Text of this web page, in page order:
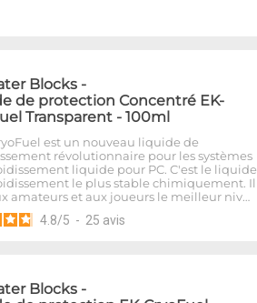
Blocks -
de protection Concentré EK-
Transparent - 100ml
est un nouveau liquide de
révolutionnaire pour les systèmes
liquide pour PC. C'est le liquide
le plus stable chimiquement. Il
amateurs et aux joueurs le meilleur niv…
4.8/5 - 25 avis
Blocks -